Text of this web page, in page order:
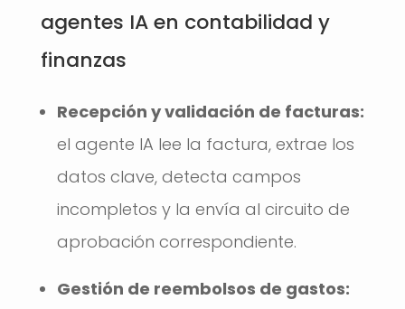
agentes IA en contabilidad y
finanzas
Recepción y validación de facturas:
el agente IA lee la factura, extrae los
datos clave, detecta campos
incompletos y la envía al circuito de
aprobación correspondiente.
Gestión de reembolsos de gastos: